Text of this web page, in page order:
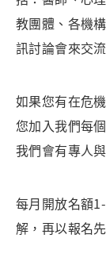
教團體、各機
訊討論會來交
如果您有在危
您加入我們每
我們會有專人
每月開放名額
解，再以報名